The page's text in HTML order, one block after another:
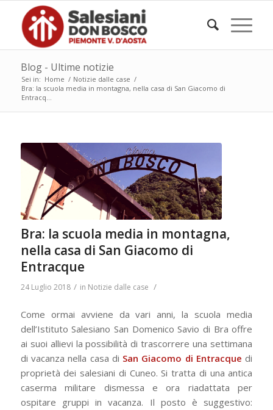
Blog - Ultime notizie
Sei in: Home / Notizie dalle case /
Bra: la scuola media in montagna, nella casa di San Giacomo di
Entracq...
Bra: la scuola media in montagna,
nella casa di San Giacomo di
Entracque
24 Luglio 2018 / in Notizie dalle case /
Come ormai avviene da vari anni, la scuola media
dell’Istituto Salesiano San Domenico Savio di Bra offre
ai suoi allievi la possibilità di trascorrere una settimana
di vacanza nella casa di San Giacomo di Entracque di
proprietà dei salesiani di Cuneo. Si tratta di una antica
caserma militare dismessa e ora riadattata per
ospitare gruppi in vacanza. Il posto è suggestivo: